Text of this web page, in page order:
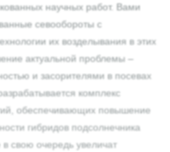
научных работ. Вами
севообороты с
их возделывания в этих
актуальной проблемы –
и засорителями в посевах
комплекс
обеспечивающих повышение
гибридов подсолнечника
свою очередь увеличат